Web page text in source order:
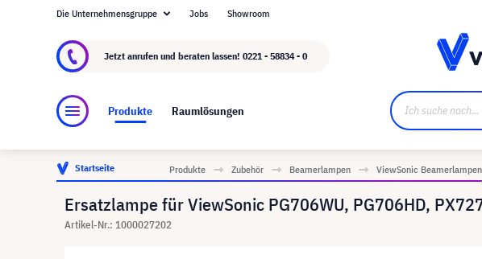
Über visunext.de
Die Unternehmensgruppe Jobs Showroom
Jetzt anrufen und beraten lassen! 0221 - 58834 - 0
Produkte Raumlösungen
Startseite Produkte Zubehör Beamerlampen ViewSonic Beamerlampen
Ersatzlampe für ViewSonic PG706WU, PG706HD,
Artikel-Nr.: 1000027202